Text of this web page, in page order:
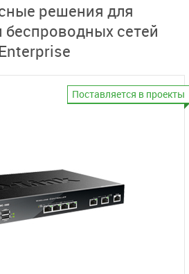
решения для
беспроводных сетей
Enterprise
Поставляется в проекты